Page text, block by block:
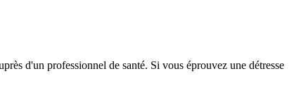
d'un professionnel de santé. Si vous éprouvez une détresse